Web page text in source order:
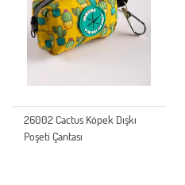
26002 Cactus Köpek Dışkı
Poşeti Çantası